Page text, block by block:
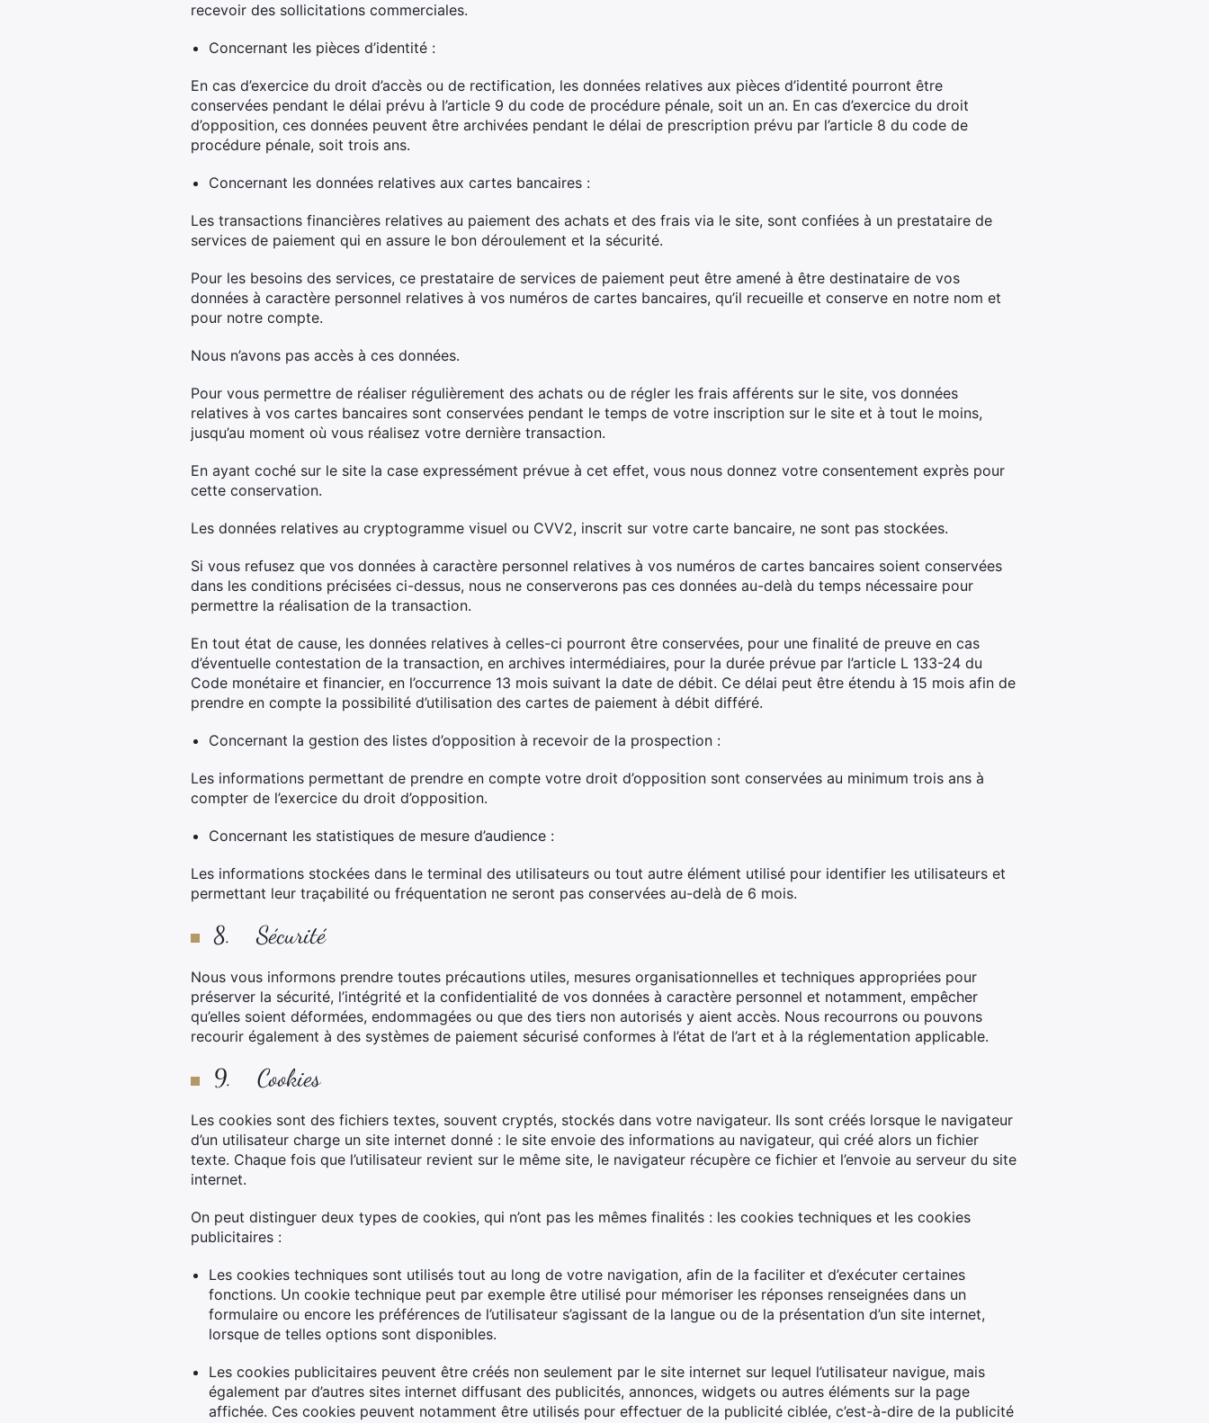
recevoir des sollicitations commerciales.
Concernant les pièces d’identité :
En cas d’exercice du droit d’accès ou de rectification, les données relatives aux pièces d’identité pourront être
conservées pendant le délai prévu à l’article 9 du code de procédure pénale, soit un an. En cas d’exercice du droit
d’opposition, ces données peuvent être archivées pendant le délai de prescription prévu par l’article 8 du code de
procédure pénale, soit trois ans.
Concernant les données relatives aux cartes bancaires :
Les transactions financières relatives au paiement des achats et des frais via le site, sont confiées à un prestataire de
services de paiement qui en assure le bon déroulement et la sécurité.
Pour les besoins des services, ce prestataire de services de paiement peut être amené à être destinataire de vos
données à caractère personnel relatives à vos numéros de cartes bancaires, qu’il recueille et conserve en notre nom et
pour notre compte.
Nous n’avons pas accès à ces données.
Pour vous permettre de réaliser régulièrement des achats ou de régler les frais afférents sur le site, vos données
relatives à vos cartes bancaires sont conservées pendant le temps de votre inscription sur le site et à tout le moins,
jusqu’au moment où vous réalisez votre dernière transaction.
En ayant coché sur le site la case expressément prévue à cet effet, vous nous donnez votre consentement exprès pour
cette conservation.
Les données relatives au cryptogramme visuel ou CVV2, inscrit sur votre carte bancaire, ne sont pas stockées.
Si vous refusez que vos données à caractère personnel relatives à vos numéros de cartes bancaires soient conservées
dans les conditions précisées ci-dessus, nous ne conserverons pas ces données au-delà du temps nécessaire pour
permettre la réalisation de la transaction.
En tout état de cause, les données relatives à celles-ci pourront être conservées, pour une finalité de preuve en cas
d’éventuelle contestation de la transaction, en archives intermédiaires, pour la durée prévue par l’article L 133-24 du
Code monétaire et financier, en l’occurrence 13 mois suivant la date de débit. Ce délai peut être étendu à 15 mois afin de
prendre en compte la possibilité d’utilisation des cartes de paiement à débit différé.
Concernant la gestion des listes d’opposition à recevoir de la prospection :
Les informations permettant de prendre en compte votre droit d’opposition sont conservées au minimum trois ans à
compter de l’exercice du droit d’opposition.
Concernant les statistiques de mesure d’audience :
Les informations stockées dans le terminal des utilisateurs ou tout autre élément utilisé pour identifier les utilisateurs et
permettant leur traçabilité ou fréquentation ne seront pas conservées au-delà de 6 mois.
8. Sécurité
Nous vous informons prendre toutes précautions utiles, mesures organisationnelles et techniques appropriées pour
préserver la sécurité, l’intégrité et la confidentialité de vos données à caractère personnel et notamment, empêcher
qu’elles soient déformées, endommagées ou que des tiers non autorisés y aient accès. Nous recourrons ou pouvons
recourir également à des systèmes de paiement sécurisé conformes à l’état de l’art et à la réglementation applicable.
9. Cookies
Les cookies sont des fichiers textes, souvent cryptés, stockés dans votre navigateur. Ils sont créés lorsque le navigateur
d’un utilisateur charge un site internet donné : le site envoie des informations au navigateur, qui créé alors un fichier
texte. Chaque fois que l’utilisateur revient sur le même site, le navigateur récupère ce fichier et l’envoie au serveur du site
internet.
On peut distinguer deux types de cookies, qui n’ont pas les mêmes finalités : les cookies techniques et les cookies
publicitaires :
Les cookies techniques sont utilisés tout au long de votre navigation, afin de la faciliter et d’exécuter certaines
fonctions. Un cookie technique peut par exemple être utilisé pour mémoriser les réponses renseignées dans un
formulaire ou encore les préférences de l’utilisateur s’agissant de la langue ou de la présentation d’un site internet,
lorsque de telles options sont disponibles.
Les cookies publicitaires peuvent être créés non seulement par le site internet sur lequel l’utilisateur navigue, mais
également par d’autres sites internet diffusant des publicités, annonces, widgets ou autres éléments sur la page
affichée. Ces cookies peuvent notamment être utilisés pour effectuer de la publicité ciblée, c’est-à-dire de la publicité